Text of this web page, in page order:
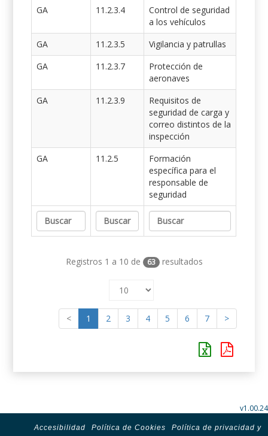
GA
11.2.3.4
Control de seguridad
a los vehículos
GA
11.2.3.5
Vigilancia y patrullas
GA
11.2.3.7
Protección de
aeronaves
GA
11.2.3.9
Requisitos de
seguridad de carga y
correo distintos de la
inspección
GA
11.2.5
Formación
específica para el
responsable de
seguridad
Registros 1 a 10 de 63 resultados
< 1 2 3 4 5 6 7 >
v1.00.24
Accesibilidad Política de Cookies
Política de privacidad y